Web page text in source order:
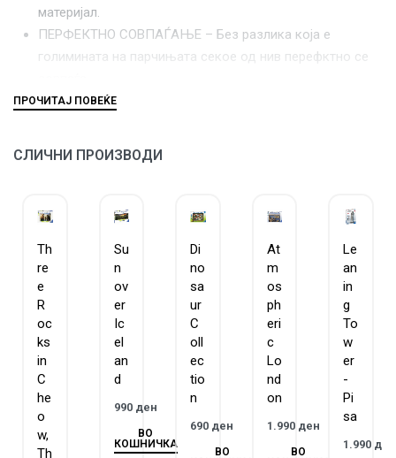
материјал.
ПЕРФЕКТНО СОВПАЃАЊЕ – Без разлика која е
голимината на парчињата секое од нив перефктно се
СЕКОЕ ПАРЧЕ Е УНИКАТНО – Равенсбургер
ЗАГАРАНТИРАН КВАЛИТЕТ – Равенсбургер има
од 130 години.
СЛИЧНИ ПРОИЗВОДИ
Th
re
e
R
oc
ks
in
C
he
o
w,
Th
Su
n
ov
er
Ic
el
an
d
990 ден
ВО
КОШНИЧКА
Di
no
sa
ur
C
oll
ec
tio
n
690 ден
ВО
At
m
os
ph
eri
c
Lo
nd
on
1.990 ден
ВО
Le
an
in
g
To
w
er
-
Pi
sa
1.990 ден